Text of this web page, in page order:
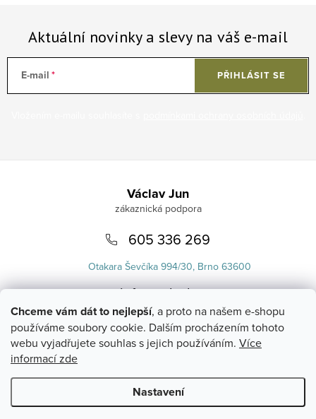
Chceme vám dát to nejlepší, a proto na našem e-shopu
používáme soubory cookie. Dalším procházením tohoto
webu vyjadřujete souhlas s jejich používáním. Více
informací zde
Nastavení
Aktuální novinky a slevy na váš e-mail
E-mail PŘIHLÁSIT SE
Václav Jun
605 336 269
Otakara Ševčíka 994/30, Brno 63600
info@uvlasku.cz
Copyright 2026UVlásku.cz. Všechna práva vyhrazena.Upravit